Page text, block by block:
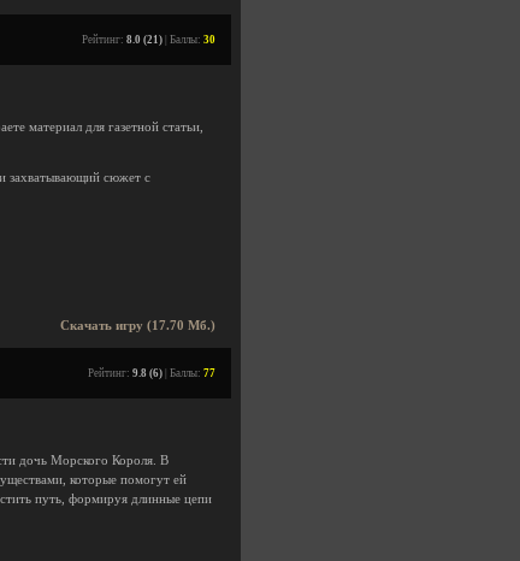
Рейтинг: 8.0 (21) | Баллы: 30
материал для газетной статьи,
захватывающий сюжет с
Скачать игру (17.70 Мб.)
Рейтинг: 9.8 (6) | Баллы: 77
дочь Морского Короля. В
которые помогут ей
путь, формируя длинные цепи